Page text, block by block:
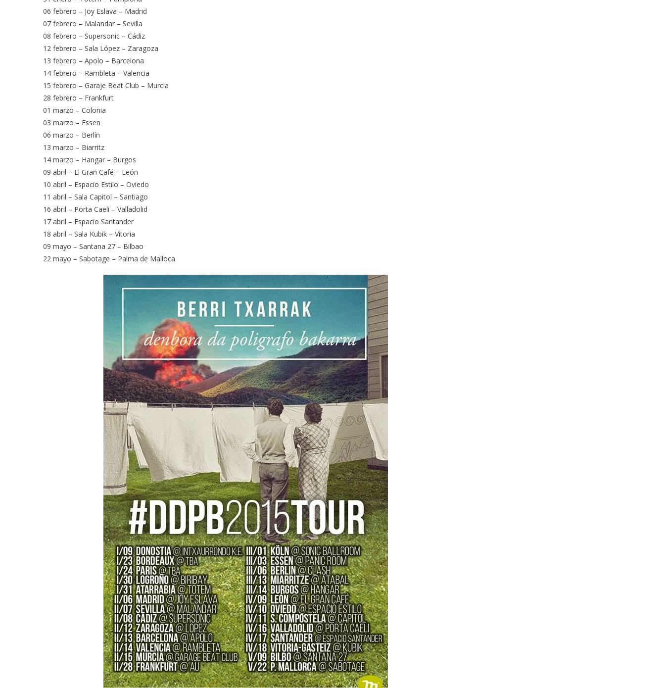
06 febrero – Joy Eslava – Madrid
07 febrero – Malandar – Sevilla
08 febrero – Supersonic – Cádiz
12 febrero – Sala López – Zaragoza
13 febrero – Apolo – Barcelona
14 febrero – Rambleta – Valencia
15 febrero – Garaje Beat Club – Murcia
28 febrero – Frankfurt
01 marzo – Colonia
03 marzo – Essen
06 marzo – Berlín
13 marzo – Biarritz
14 marzo – Hangar – Burgos
09 abril – El Gran Café – León
10 abril – Espacio Estilo – Oviedo
11 abril – Sala Capitol – Santiago
16 abril – Porta Caeli – Valladolid
17 abril – Espacio Santander
18 abril – Sala Kubik – Vitoria
09 mayo – Santana 27 – Bilbao
22 mayo – Sabotage – Palma de Malloca